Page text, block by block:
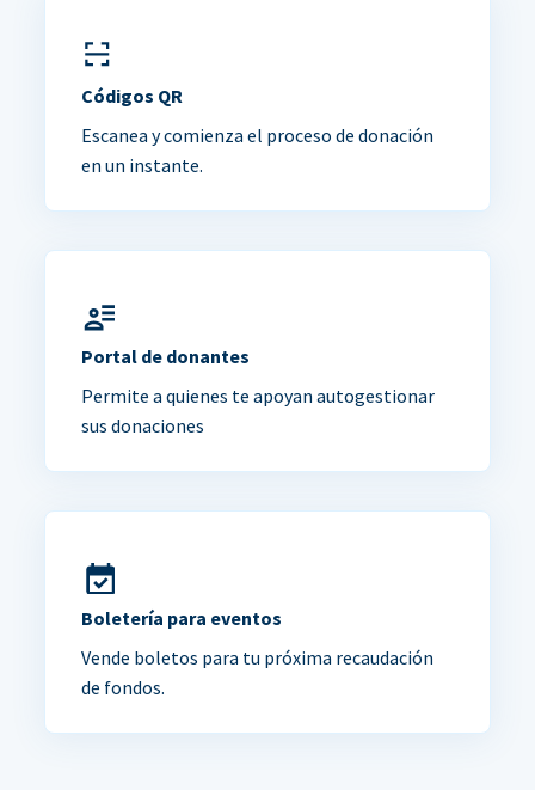
Códigos QR
Escanea y comienza el proceso de donación
en un instante.
Portal de donantes
Permite a quienes te apoyan autogestionar
sus donaciones
Boletería para eventos
Vende boletos para tu próxima recaudación
de fondos.